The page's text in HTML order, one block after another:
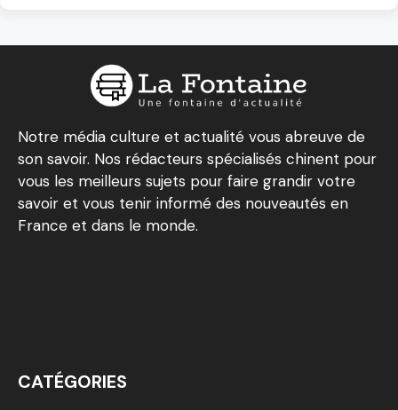
Notre média culture et actualité vous abreuve de
son savoir. Nos rédacteurs spécialisés chinent pour
vous les meilleurs sujets pour faire grandir votre
savoir et vous tenir informé des nouveautés en
France et dans le monde.
CATÉGORIES